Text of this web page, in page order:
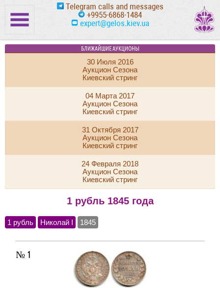
Telegram calls and messages
+9955-6868-1484
expert@gelos.kiev.ua
БЛИЖАЙШИЕ АУКЦИОНЫ
30 Июля 2016
Аукцион Сезона
Киевский стринг
04 Марта 2017
Аукцион Сезона
Киевский стринг
31 Октября 2017
Аукцион Сезона
Киевский стринг
24 Февраля 2018
Аукцион Сезона
Киевский стринг
1 рубль 1845 года
1 рубль Николай I 1845
№ 1